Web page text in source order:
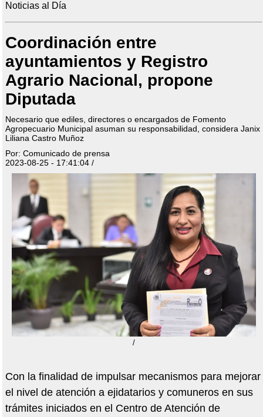
Noticias al Día
Coordinación entre
ayuntamientos y Registro
Agrario Nacional, propone
Diputada
Necesario que ediles, directores o encargados de Fomento
Agropecuario Municipal asuman su responsabilidad, considera Janix
Liliana Castro Muñoz
Por: Comunicado de prensa
2023-08-25 - 17:41:04 /
/
Con la finalidad de impulsar mecanismos para mejorar
el nivel de atención a ejidatarios y comuneros en sus
trámites iniciados en el Centro de Atención de